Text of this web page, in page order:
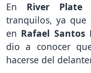
En River Plate
tranquilos, ya que
en Rafael Santos
dio a conocer
hacerse del